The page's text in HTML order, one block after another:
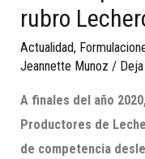
rubro
Actualidad,
Jeannette Munoz /
A finales del año
Productores de
de competencia